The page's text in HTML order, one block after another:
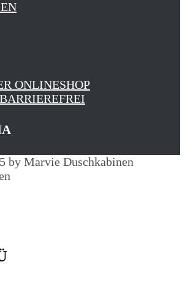
ONLINESHOP
by Marvie Duschkabinen